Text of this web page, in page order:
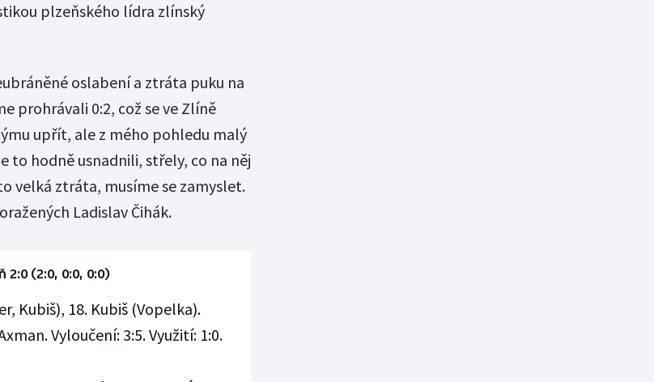
plzeňského lídra zlínský
oslabení a ztráta puku na
prohrávali 0:2, což se ve Zlíně
upřít, ale z mého pohledu malý
to hodně usnadnili, střely, co na něj
velká ztráta, musíme se zamyslet.
Ladislav Čihák.
2:0 (2:0, 0:0, 0:0)
Kubiš), 18. Kubiš (Vopelka).
Vyloučení: 3:5. Využití: 1:0.